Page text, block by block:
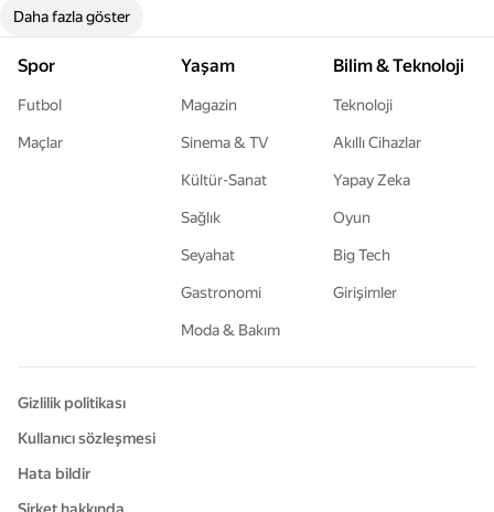
Daha fazla göster
Spor
Futbol
Maçlar
Yaşam
Magazin
Sinema & TV
Kültür-Sanat
Sağlık
Seyahat
Gastronomi
Moda & Bakım
Bilim & Teknoloji
Teknoloji
Akıllı Cihazlar
Yapay Zeka
Oyun
Big Tech
Girişimler
Gizlilik politikası
Kullanıcı sözleşmesi
Hata bildir